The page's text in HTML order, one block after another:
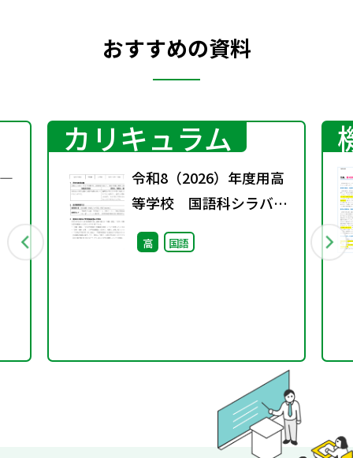
おすすめの資料
―
カリキュラム
令和8（2026）年度用高
等学校 国語科シラバス
案・ルーブリック
高 国語